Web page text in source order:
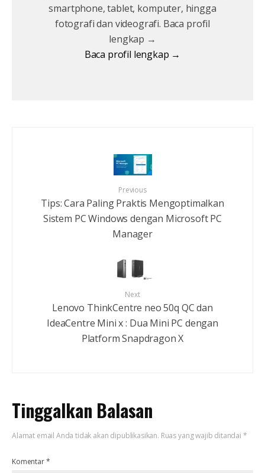
smartphone, tablet, komputer, hingga
fotografi dan videografi. Baca profil
lengkap →
Baca profil lengkap →
Previous
Tips: Cara Paling Praktis Mengoptimalkan
Sistem PC Windows dengan Microsoft PC
Manager
Next
Lenovo ThinkCentre neo 50q QC dan
IdeaCentre Mini x : Dua Mini PC dengan
Platform Snapdragon X
Tinggalkan Balasan
Alamat email Anda tidak akan dipublikasikan. Ruas yang wajib ditandai *
Komentar*